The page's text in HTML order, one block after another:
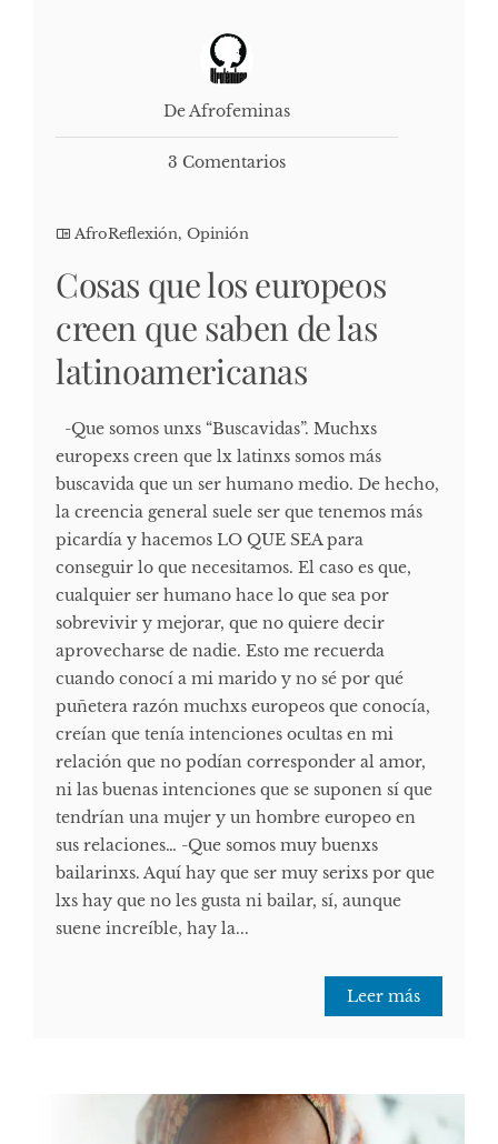
De Afrofeminas
3 Comentarios
AfroReflexión, Opinión
Cosas que los europeos
creen que saben de las
latinoamericanas
-Que somos unxs “Buscavidas”. Muchxs
europexs creen que lx latinxs somos más
buscavida que un ser humano medio. De hecho,
la creencia general suele ser que tenemos más
picardía y hacemos LO QUE SEA para
conseguir lo que necesitamos. El caso es que,
cualquier ser humano hace lo que sea por
sobrevivir y mejorar, que no quiere decir
aprovecharse de nadie. Esto me recuerda
cuando conocí a mi marido y no sé por qué
puñetera razón muchxs europeos que conocía,
creían que tenía intenciones ocultas en mi
relación que no podían corresponder al amor,
ni las buenas intenciones que se suponen sí que
tendrían una mujer y un hombre europeo en
sus relaciones… -Que somos muy buenxs
bailarinxs. Aquí hay que ser muy serixs por que
lxs hay que no les gusta ni bailar, sí, aunque
suene increíble, hay la...
Leer más